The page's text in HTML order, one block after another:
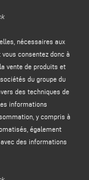
du traitement
données
afin de
les
et/ou des
sociétés du
organisés par
téléphone avec un
(par exemple,
contact
traitement
nécessaires aux
consentez donc à
vente de produits et
du groupe du
des techniques de
informations
y compris à
également
des informations